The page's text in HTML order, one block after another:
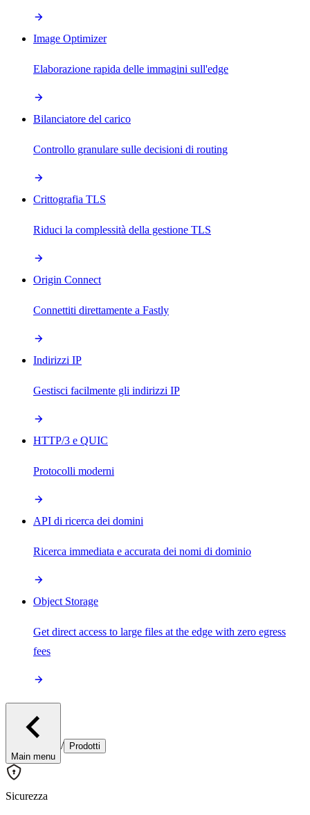
Image Optimizer
Elaborazione rapida delle immagini sull'edge
Bilanciatore del carico
Controllo granulare sulle decisioni di routing
Crittografia TLS
Riduci la complessità della gestione TLS
Origin Connect
Connettiti direttamente a Fastly
Indirizzi IP
Gestisci facilmente gli indirizzi IP
HTTP/3 e QUIC
Protocolli moderni
API di ricerca dei domini
Ricerca immediata e accurata dei nomi di dominio
Object Storage
Get direct access to large files at the edge with zero egress
fees
Main menu
/ Prodotti
Sicurezza